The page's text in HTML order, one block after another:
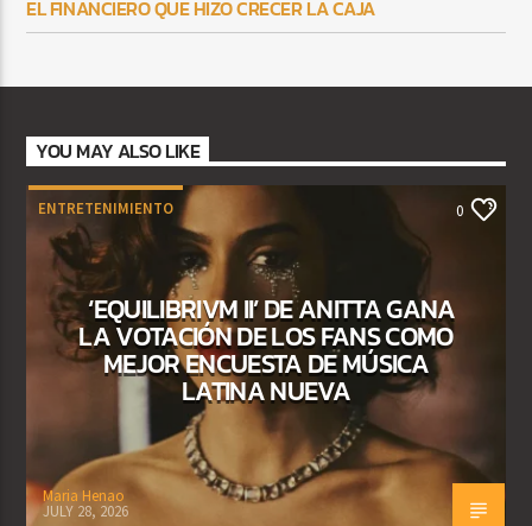
EL FINANCIERO QUE HIZO CRECER LA CAJA
YOU MAY ALSO LIKE
ENTRETENIMIENTO 0
‘EQUILIBRIVM II’ DE ANITTA GANA
LA VOTACIÓN DE LOS FANS COMO
MEJOR ENCUESTA DE MÚSICA
LATINA NUEVA
Maria Henao
JULY 28, 2026